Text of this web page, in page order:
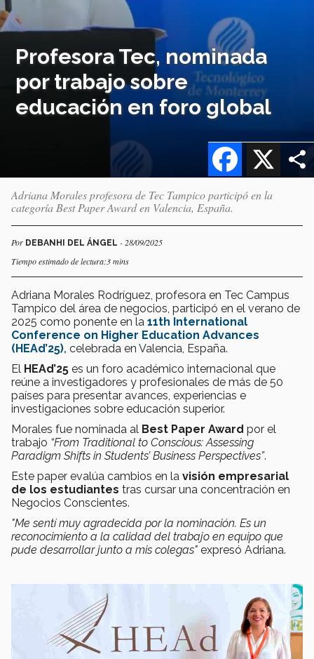
Profesora Tec, nominada
por trabajo sobre
educación en foro global
X
Facebook
Adriana Morales profesora de Tec Tampico participó en la
categoría Best Paper Award en Valencia, España.
Por DEBANHI DEL ÁNGEL - 28/09/2025
Tiempo estimado de lectura:3 mins
Adriana Morales Rodríguez, profesora en Tec Campus
Tampico del área de negocios, participó en el verano de
2025 como ponente en la 11th International
Conference on Higher Education Advances
(HEAd’25), celebrada en Valencia, España.
El HEAd’25 es un foro académico internacional que
reúne a investigadores y profesionales de más de 50
países para presentar avances, experiencias e
investigaciones sobre educación superior.
Morales fue nominada al Best Paper Award por el
trabajo “From Traditional to Conscious: Assessing
Paradigm Shifts in Students’ Business Perspectives”.
Este paper evalúa cambios en la visión empresarial
de los estudiantes tras cursar una concentración en
Negocios Conscientes.
"Me sentí muy agradecida por la nominación. Es un
reconocimiento a la calidad del trabajo en equipo que
pude desarrollar junto a mis colegas" expresó Adriana.